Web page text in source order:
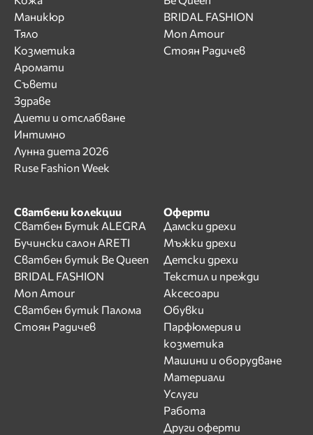
Маникюр
Тяло
Козметика
Аромати
Съвети
Здраве
Диети и отслабване
Интимно
Лунна диета 2026
Ruse Fashion Week
BRIDAL FASHION
Mon Amour
Стоян Радичев
Сватбени колекции
Сватбен Бутик ALEGRA
Бучински салон ARETI
Сватбен бутик Be Queen
BRIDAL FASHION
Mon Amour
Сватбен бутик Палома
Стоян Радичев
Оферти
Дамски дрехи
Мъжки дрехи
Детски дрехи
Текстил и прежди
Аксесоари
Обувки
Парфюмерия и
козметика
Машини и оборудване
Материали
Услуги
Работа
Други оферти